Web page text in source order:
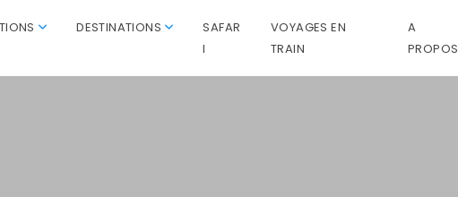
DESTINATIONS
SAFAR
I
VOYAGES EN
TRAIN
A
PROPOS